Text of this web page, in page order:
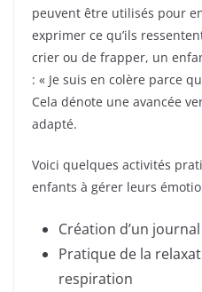
peuvent être utilisés pour
exprimer ce qu’ils
crier ou de frapper, un
: « Je suis en colère parce
Cela dénote une avancée
adapté.
Voici quelques activités
enfants à gérer leurs
Création d’un
Pratique de la
respiration